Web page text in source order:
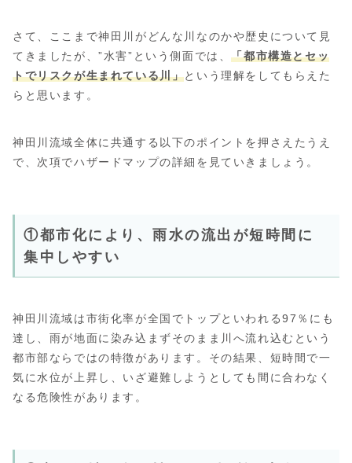
さて、ここまで神田川がどんな川なのかや歴史について見
てきましたが、”水害”という側面では、「都市構造とセッ
トでリスクが生まれている川」という理解をしてもらえた
らと思います。
神田川流域全体に共通する以下のポイントを押さえたうえ
で、次項でハザードマップの詳細を見ていきましょう。
①都市化により、雨水の流出が短時間に
集中しやすい
神田川流域は市街化率が全国でトップといわれる97％にも
達し、雨が地面に染み込まずそのまま川へ流れ込むという
都市部ならではの特徴があります。その結果、短時間で一
気に水位が上昇し、いざ避難しようとしても間に合わなく
なる危険性があります。